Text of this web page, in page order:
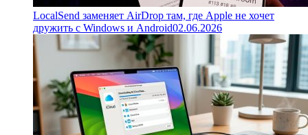
LocalSend заменяет AirDrop там, где Apple не хочет
дружить с Windows и Android02.06.2026